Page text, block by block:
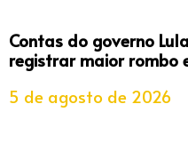
Contas do governo
registrar maior rombo
5 de agosto de 2026